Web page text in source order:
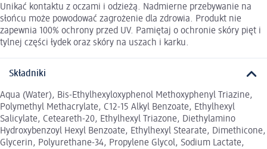
Unikać kontaktu z oczami i odzieżą. Nadmierne przebywanie na
słońcu może powodować zagrożenie dla zdrowia. Produkt nie
zapewnia 100% ochrony przed UV. Pamiętaj o ochronie skóry pięt i
tylnej części łydek oraz skóry na uszach i karku.
Składniki
Aqua (Water), Bis-Ethylhexyloxyphenol Methoxyphenyl Triazine,
Polymethyl Methacrylate, C12-15 Alkyl Benzoate, Ethylhexyl
Salicylate, Ceteareth-20, Ethylhexyl Triazone, Diethylamino
Hydroxybenzoyl Hexyl Benzoate, Ethylhexyl Stearate, Dimethicone,
Glycerin, Polyurethane-34, Propylene Glycol, Sodium Lactate,